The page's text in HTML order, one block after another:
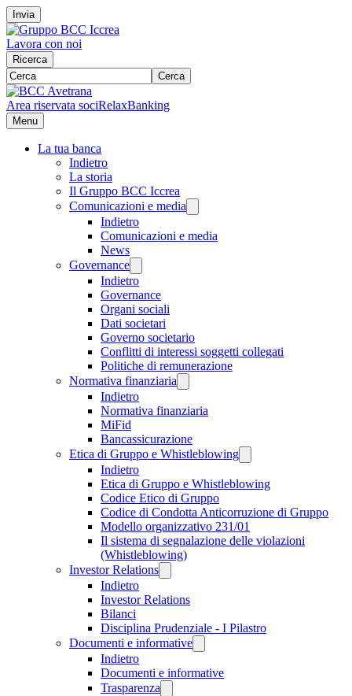
Invia
Lavora con noi
Ricerca
Cerca
Area riservata sociRelaxBanking
Menu
La tua banca
Indietro
La storia
Il Gruppo BCC Iccrea
Comunicazioni e media
Indietro
Comunicazioni e media
News
Governance
Indietro
Governance
Organi sociali
Dati societari
Governo societario
Conflitti di interessi soggetti collegati
Politiche di remunerazione
Normativa finanziaria
Indietro
Normativa finanziaria
MiFid
Bancassicurazione
Etica di Gruppo e Whistleblowing
Indietro
Etica di Gruppo e Whistleblowing
Codice Etico di Gruppo
Codice di Condotta Anticorruzione di Gruppo
Modello organizzativo 231/01
Il sistema di segnalazione delle violazioni
(Whistleblowing)
Investor Relations
Indietro
Investor Relations
Bilanci
Disciplina Prudenziale - I Pilastro
Documenti e informative
Indietro
Documenti e informative
Trasparenza